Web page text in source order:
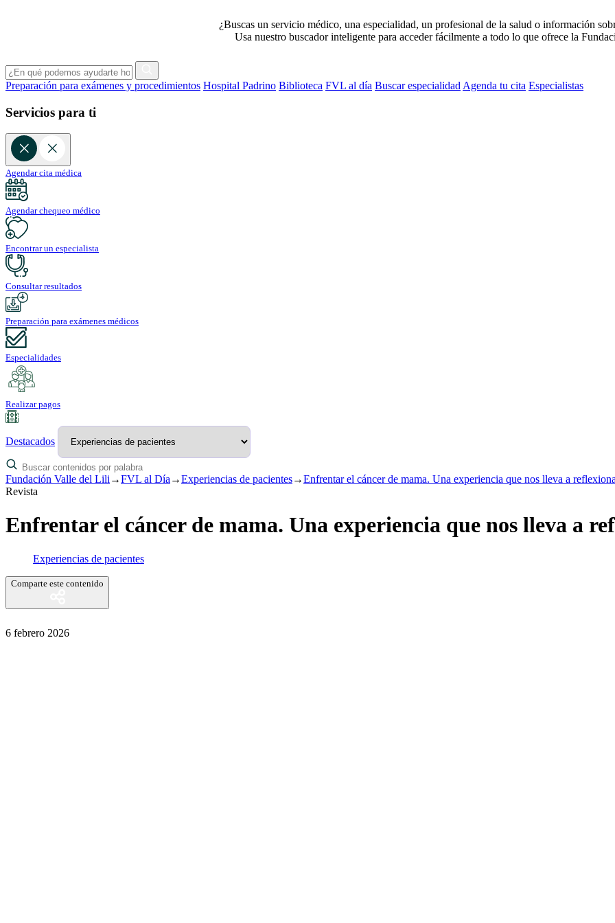
¿Buscas un servicio médico, una especialidad, un profesional de la salud o información
Usa nuestro buscador inteligente para acceder fácilmente a todo lo que ofrece la
Preparación para exámenes y procedimientos Hospital Padrino Biblioteca FVL al día Buscar especialidad Agenda tu cita Especialistas
Servicios para ti
Agendar cita médica
Agendar chequeo médico
Encontrar un especialista
Consultar resultados
Preparación para exámenes médicos
Especialidades
Realizar pagos
Destacados
Fundación Valle del Lili →FVL al Día →Experiencias de pacientes→Enfrentar el cáncer de mama. Una experiencia que nos lleva a
Revista
Enfrentar el cáncer de mama. Una experiencia que nos lleva a
Experiencias de pacientes
Comparte este contenido
6 febrero 2026